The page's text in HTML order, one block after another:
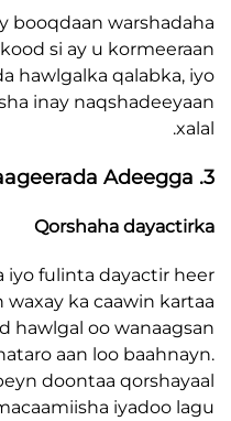
waxay booqdaan
qaarkood si ay u
hawlgalka
inay
Qorshaha
iyo fulinta
ah waxay ka caawin
xaalad hawlgal oo
khataro aan loo
u habeyn doontaa
macaamiisha